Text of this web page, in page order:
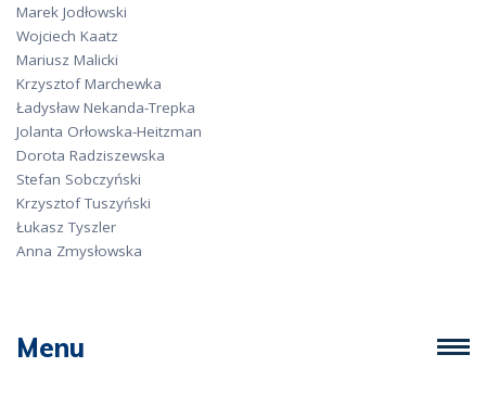
Menu
Marek Jodłowski
Wojciech Kaatz
Mariusz Malicki
Krzysztof Marchewka
Ładysław Nekanda-Trepka
Jolanta Orłowska-Heitzman
Dorota Radziszewska
Stefan Sobczyński
Krzysztof Tuszyński
Łukasz Tyszler
Anna Zmysłowska